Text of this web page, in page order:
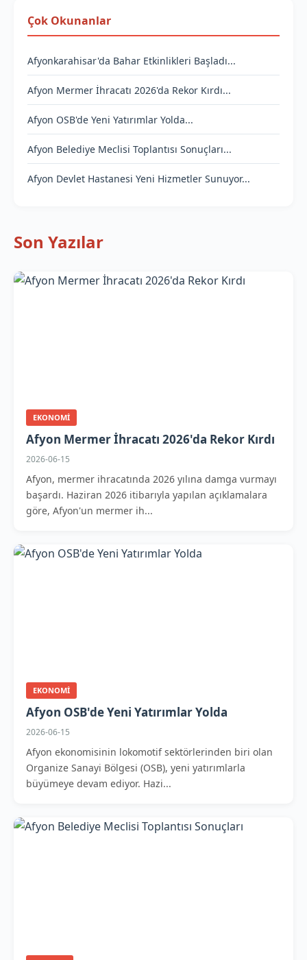
Çok Okunanlar
Afyonkarahisar'da Bahar Etkinlikleri Başladı...
Afyon Mermer İhracatı 2026'da Rekor Kırdı...
Afyon OSB'de Yeni Yatırımlar Yolda...
Afyon Belediye Meclisi Toplantısı Sonuçları...
Afyon Devlet Hastanesi Yeni Hizmetler Sunuyor...
Son Yazılar
EKONOMI
Afyon Mermer İhracatı 2026'da Rekor Kırdı
2026-06-15
Afyon, mermer ihracatında 2026 yılına damga vurmayı
başardı. Haziran 2026 itibarıyla yapılan açıklamalara
göre, Afyon'un mermer ih...
EKONOMI
Afyon OSB'de Yeni Yatırımlar Yolda
2026-06-15
Afyon ekonomisinin lokomotif sektörlerinden biri olan
Organize Sanayi Bölgesi (OSB), yeni yatırımlarla
büyümeye devam ediyor. Hazi...